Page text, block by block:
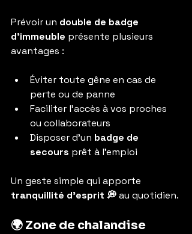
Prévoir un double de badge
d’immeuble présente plusieurs
avantages :
Éviter toute gêne en cas de
perte ou de panne
Faciliter l’accès à vos proches
ou collaborateurs
Disposer d’un badge de
secours prêt à l’emploi
Un geste simple qui apporte
tranquillité d’esprit 💭 au quotidien.
🌍 Zone de chalandise